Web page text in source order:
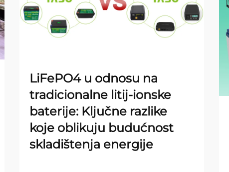
LiFePO4 u odnosu na
tradicionalne litij-ionske
baterije: Ključne razlike
koje oblikuju budućnost
skladištenja energije